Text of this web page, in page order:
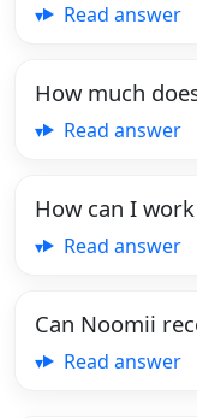
Read answer
How much
Read answer
How can I
Read answer
Can Noomii
Read answer